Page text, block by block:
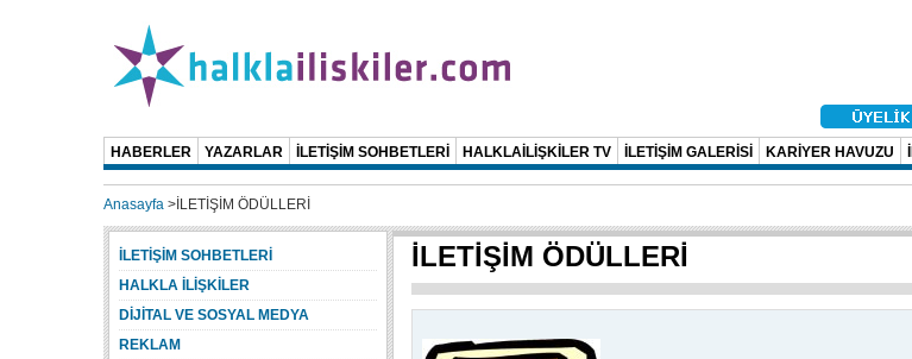
HABERLER YAZARLAR İLETİŞİM SOHBETLERİ HALKLAİLİŞKİLER TV İLETİŞİM GALERİSİ KARİYER HAVUZU
Anasayfa > İLETİŞİM ÖDÜLLERİ
İLETİŞİM ÖDÜLLERİ
İLETİŞİM SOHBETLERİ
HALKLA İLİŞKİLER
DİJİTAL VE SOSYAL MEDYA
REKLAM